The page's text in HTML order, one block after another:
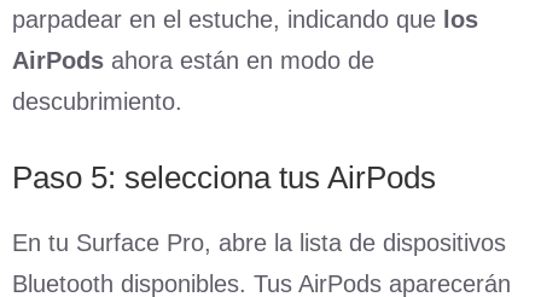
parpadear en el estuche, indicando que los
AirPods ahora están en modo de
descubrimiento.
Paso 5: selecciona tus AirPods
En tu Surface Pro, abre la lista de dispositivos
Bluetooth disponibles. Tus AirPods aparecerán